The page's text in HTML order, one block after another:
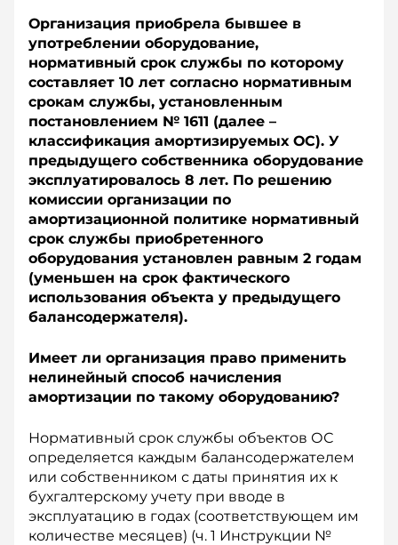
Организация приобрела бывшее в
употреб­лении оборудование,
нормативный срок службы по которому
составляет 10 лет согласно нормативным
срокам службы, установленным
постановлением № 1611 (далее –
классификация амортизируемых ОС). У
предыдущего собственника оборудование
эксплуатировалось 8 лет. По решению
комиссии организации по
амортизационной политике нормативный
срок службы приобретенного
оборудования установлен равным 2 годам
(уменьшен на срок фактического
использования объекта у предыдущего
балансодержателя).
Имеет ли организация право применить
нелинейный способ начисления
амортизации по такому оборудованию?
Нормативный срок службы объектов ОС
определяется каждым балансодержателем
или собственником с даты принятия их к
бухгалтерскому учету при вводе в
эксплуатацию в годах (соответствующем им
количестве месяцев) (ч. 1 Инструкции №